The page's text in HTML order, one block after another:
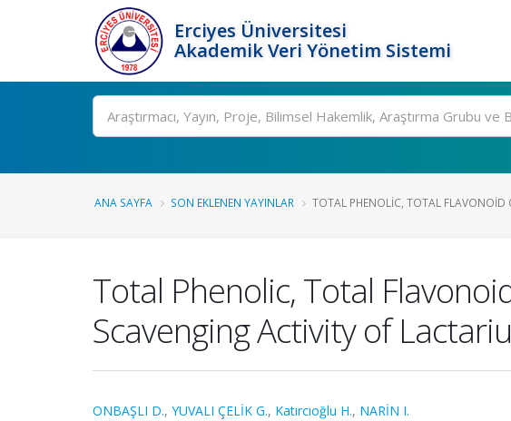
Erciyes Üniversitesi
Akademik Veri Yönetim Sistemi
Ara
ANA SAYFA SON EKLENEN YAYINLAR TOTAL PHENOLIC, TOTAL FLAVONOID
Total Phenolic, Total
Scavenging Activity of
ONBAŞLI D., YUVALI ÇELİK G., Katırcıoğlu H., NARİN I.